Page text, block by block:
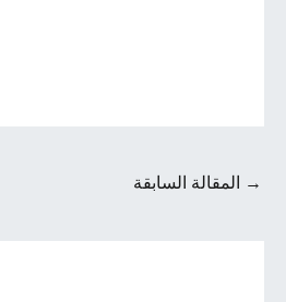
→ المقالة السابقة